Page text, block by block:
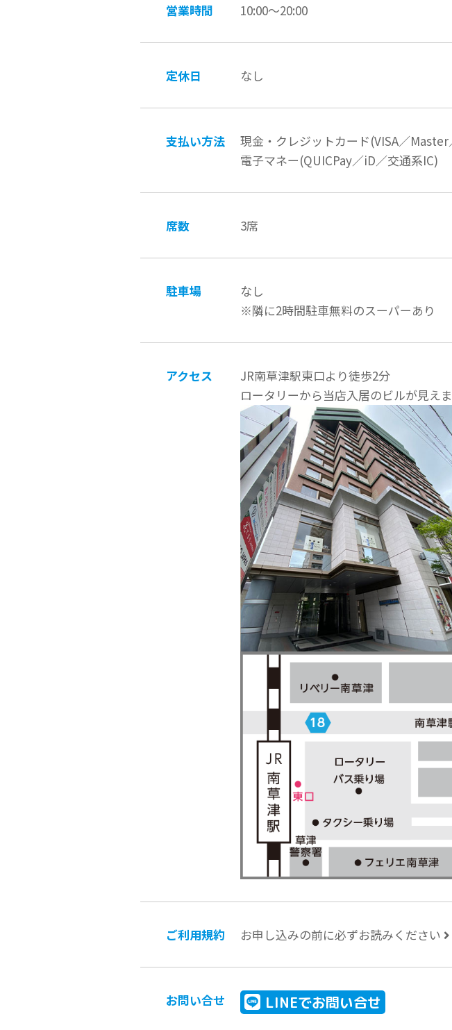
営業時間 10:00〜20:00
定休日 なし
支払い方法
現金・クレジットカード(VISA／
電子マネー(QUICPay／iD／交通系IC)
席数 3席
駐車場
なし
※隣に2時間駐車無料のスーパーあり
アクセス
JR南草津駅東口より徒歩2分
ロータリーから当店入居のビルが見え
ご利用規約 お申し込みの前に必ずお読みください
お問い合せ LINEでお問い合せ